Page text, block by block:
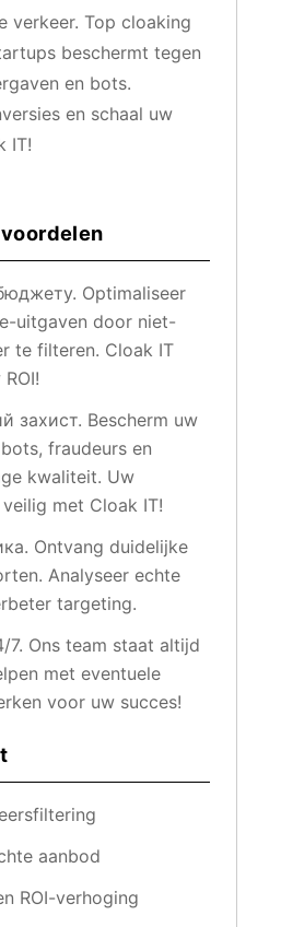
verkeer. Top cloaking
beschermt tegen
en bots.
en schaal uw
IT!
Optimaliseer
uitgaven door niet-
te filteren. Cloak IT
захист. Bescherm uw
fraudeurs en
kwaliteit. Uw
met Cloak IT!
Ontvang duidelijke
Analyseer echte
targeting.
7. Ons team staat altijd
met eventuele
voor uw succes!
aanbod
ROI-verhoging